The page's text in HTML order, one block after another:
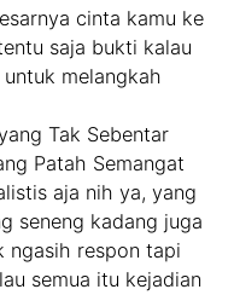
cinta kamu ke
saja bukti kalau
melangkah
Tak Sebentar
Patah Semangat
aja nih ya, yang
seneng kadang juga
ngasih respon tapi
semua itu kejadian